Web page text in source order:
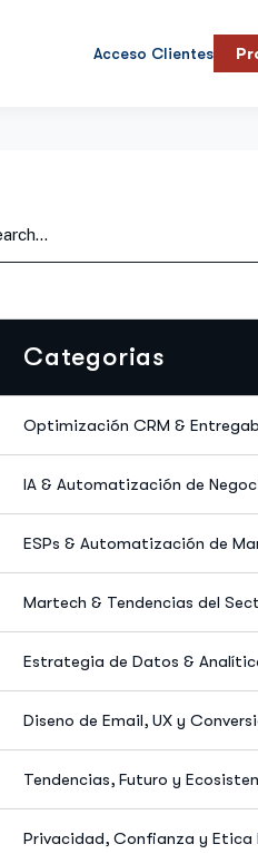
Acceso Clientes
Categorias
Optimización CRM &
IA & Automatización de
ESPs & Automatización de
Martech & Tendencias del
Estrategia de Datos &
Diseno de Email, UX y
Tendencias, Futuro y
Privacidad, Confianza y Etica